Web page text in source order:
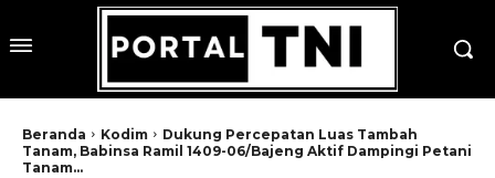
Beranda Kodim
Dukung Percepatan Luas Tambah
Tanam, Babinsa Ramil 1409-06/Bajeng Aktif Dampingi Petani
Tanam...